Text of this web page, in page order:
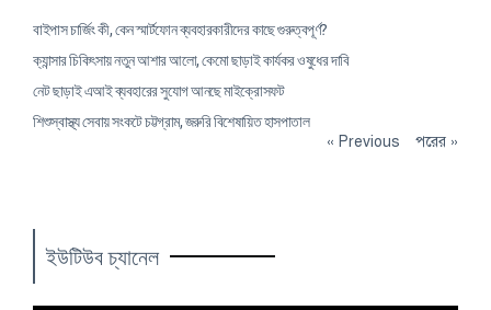
বাইপাস চার্জিং কী, কেন স্মার্টফোন ব্যবহারকারীদের কাছে গুরুত্বপূর্ণ?
ক্যান্সার চিকিৎসায় নতুন আশার আলো, কেমো ছাড়াই কার্যকর ওষুধের দাবি
নেট ছাড়াই এআই ব্যবহারের সুযোগ আনছে মাইক্রোসফট
শিশুস্বাস্থ্য সেবায় সংকটে চট্টগ্রাম, জরুরি বিশেষায়িত হাসপাতাল
« Previous পরের »
ইউটিউব চ্যানেল